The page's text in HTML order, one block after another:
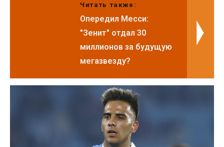
Читать также:
Опередил Месси:
"Зенит" отдал 30
миллионов за будущую
мегазвезду?